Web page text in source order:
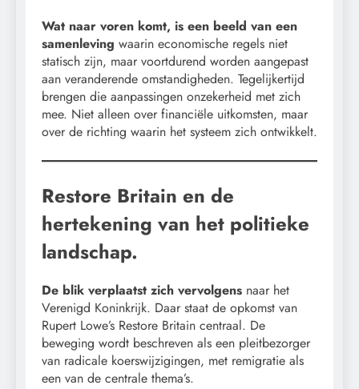
Wat naar voren komt, is een beeld van een
samenleving waarin economische regels niet
statisch zijn, maar voortdurend worden aangepast
aan veranderende omstandigheden. Tegelijkertijd
brengen die aanpassingen onzekerheid met zich
mee. Niet alleen over financiële uitkomsten, maar
over de richting waarin het systeem zich ontwikkelt.
Restore Britain en de
hertekening van het politieke
landschap.
De blik verplaatst zich vervolgens naar het
Verenigd Koninkrijk. Daar staat de opkomst van
Rupert Lowe’s Restore Britain centraal. De
beweging wordt beschreven als een pleitbezorger
van radicale koerswijzigingen, met remigratie als
een van de centrale thema’s.